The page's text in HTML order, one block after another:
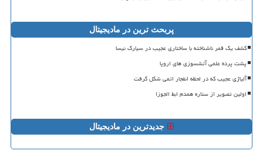
پربحث ترین در مادیجیتال
کشف یک قمر ناشناخته با ساختاری عجیب در سیارک نیسا
پشت پرده علمی آتشسوزی های اروپا
آلیاژی عجیب که در لحظه انفجار اتمی شکل گرفت
اولین تصویر از ستاره همدم ابط الجوزا
جدیدترین در مادیجیتال